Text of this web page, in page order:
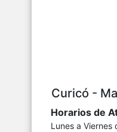
Curicó -
Horarios de
Lunes a